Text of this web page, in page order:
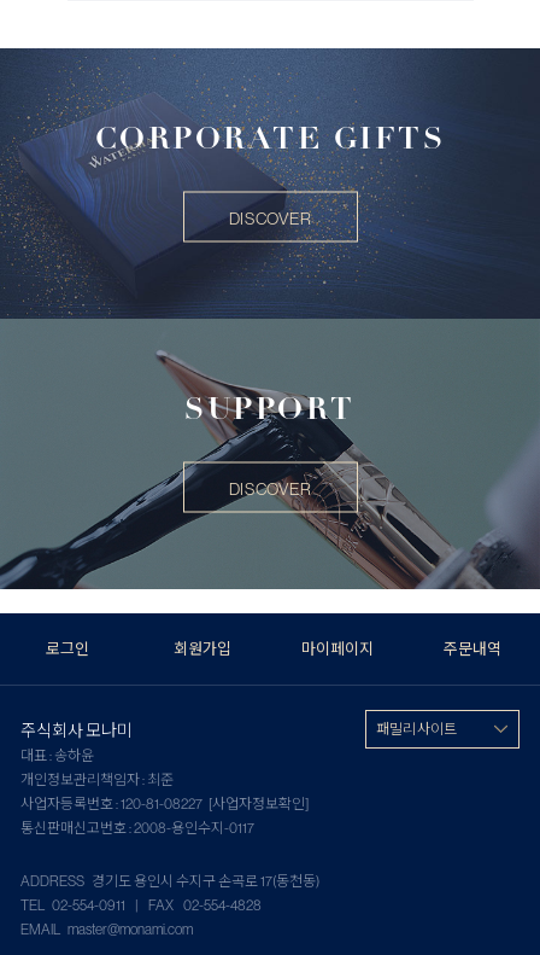
CORPORATE GIFTS
DISCOVER
SUPPORT
DISCOVER
로그인 회원가입 마이페이지 주문내역
주식회사 모나미
대표 : 송하윤
개인정보관리책임자 : 최준
사업자등록번호 : 120-81-08227 [사업자정보확인]
통신판매신고번호 : 2008-용인수지-0117
ADDRESS 경기도 용인시 수지구 손곡로 17(동천동)
TEL 02-554-0911 | FAX 02-554-4828
EMAIL master@monami.com
패밀리 사이트